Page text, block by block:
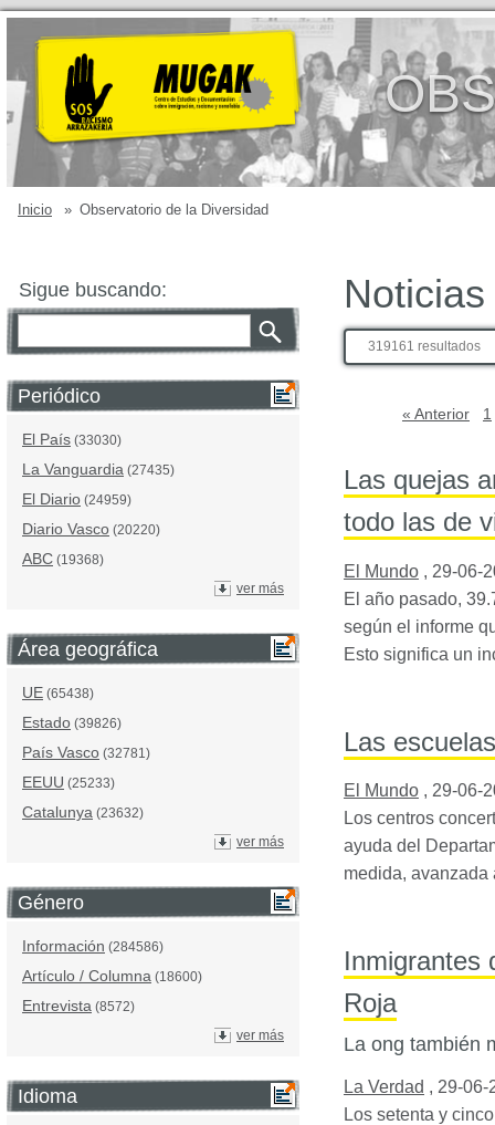
Inicio » Observatorio de la Diversidad
Sigue buscando:
Periódico
El País (33030)
La Vanguardia (27435)
El Diario (24959)
Diario Vasco (20220)
ABC (19368)
ver más
Área geográfica
UE (65438)
Estado (39826)
País Vasco (32781)
EEUU (25233)
Catalunya (23632)
ver más
Género
Información (284586)
Artículo / Columna (18600)
Entrevista (8572)
ver más
Idioma
Noticias
319161 resultados
« Anterior 1
Las quejas
todo las de
El Mundo , 29-06-
El año pasado,
según el informe
Esto significa un
Las
El Mundo , 29-06-
Los centros
ayuda del
medida,
Inmigrantes
Roja
La ong también
La Verdad , 29-06-
Los setenta y